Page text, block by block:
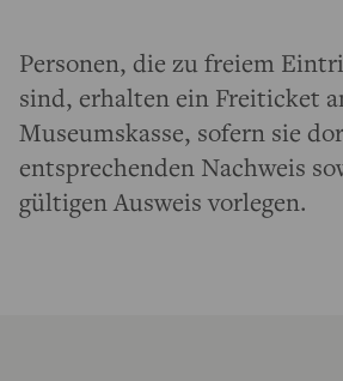
Personen, die zu freiem
sind, erhalten ein Freiticket
Museumskasse, sofern sie
entsprechenden Nachweis
gültigen Ausweis vorlegen.